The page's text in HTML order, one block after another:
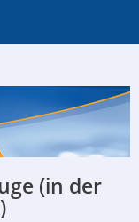
(in der